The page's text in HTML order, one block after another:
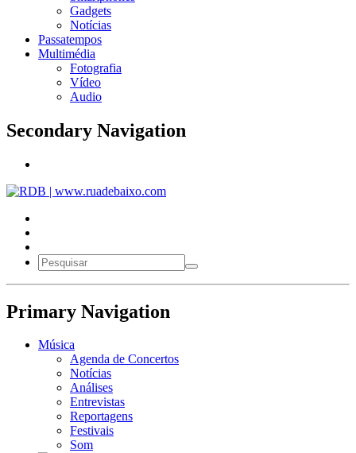
Gadgets
Notícias
Passatempos
Multimédia
Fotografia
Vídeo
Audio
Secondary Navigation
Primary Navigation
Música
Agenda de Concertos
Notícias
Análises
Entrevistas
Reportagens
Festivais
Som